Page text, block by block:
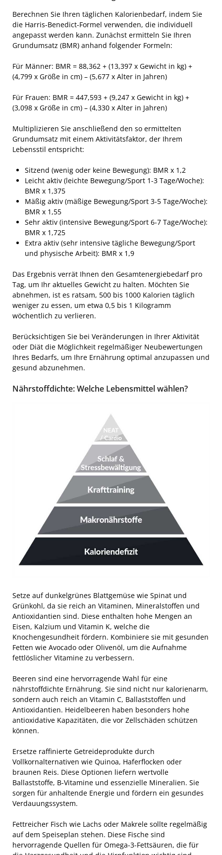
Berechnen Sie Ihren täglichen Kalorienbedarf, indem Sie
die Harris-Benedict-Formel verwenden, die individuell
angepasst werden kann. Zunächst ermitteln Sie Ihren
Grundumsatz (BMR) anhand folgender Formeln:
Für Männer: BMR = 88,362 + (13,397 x Gewicht in kg) +
(4,799 x Größe in cm) – (5,677 x Alter in Jahren)
Für Frauen: BMR = 447,593 + (9,247 x Gewicht in kg) +
(3,098 x Größe in cm) – (4,330 x Alter in Jahren)
Multiplizieren Sie anschließend den so ermittelten
Grundumsatz mit einem Aktivitätsfaktor, der Ihrem
Lebensstil entspricht:
Sitzend (wenig oder keine Bewegung): BMR x 1,2
Leicht aktiv (leichte Bewegung/Sport 1-3 Tage/Woche):
BMR x 1,375
Mäßig aktiv (mäßige Bewegung/Sport 3-5 Tage/Woche):
BMR x 1,55
Sehr aktiv (intensive Bewegung/Sport 6-7 Tage/Woche):
BMR x 1,725
Extra aktiv (sehr intensive tägliche Bewegung/Sport
und physische Arbeit): BMR x 1,9
Das Ergebnis verrät Ihnen den Gesamtenergiebedarf pro
Tag, um Ihr aktuelles Gewicht zu halten. Möchten Sie
abnehmen, ist es ratsam, 500 bis 1000 Kalorien täglich
weniger zu essen, um etwa 0,5 bis 1 Kilogramm
wöchentlich zu verlieren.
Berücksichtigen Sie bei Veränderungen in Ihrer Aktivität
oder Diät die Möglichkeit regelmäßiger Neubewertungen
Ihres Bedarfs, um Ihre Ernährung optimal anzupassen und
gesund abzunehmen.
Nährstoffdichte: Welche Lebensmittel wählen?
Setze auf dunkelgrünes Blattgemüse wie Spinat und
Grünkohl, da sie reich an Vitaminen, Mineralstoffen und
Antioxidantien sind. Diese enthalten hohe Mengen an
Eisen, Kalzium und Vitamin K, welche die
Knochengesundheit fördern. Kombiniere sie mit gesunden
Fetten wie Avocado oder Olivenöl, um die Aufnahme
fettlöslicher Vitamine zu verbessern.
Beeren sind eine hervorragende Wahl für eine
nährstoffdichte Ernährung. Sie sind nicht nur kalorienarm,
sondern auch reich an Vitamin C, Ballaststoffen und
Antioxidantien. Heidelbeeren haben besonders hohe
antioxidative Kapazitäten, die vor Zellschäden schützen
können.
Ersetze raffinierte Getreideprodukte durch
Vollkornalternativen wie Quinoa, Haferflocken oder
braunen Reis. Diese Optionen liefern wertvolle
Ballaststoffe, B-Vitamine und essenzielle Mineralien. Sie
sorgen für anhaltende Energie und fördern ein gesundes
Verdauungssystem.
Fettreicher Fisch wie Lachs oder Makrele sollte regelmäßig
auf dem Speiseplan stehen. Diese Fische sind
hervorragende Quellen für Omega-3-Fettsäuren, die für